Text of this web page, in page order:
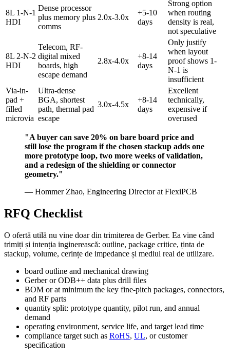
8L 1-N-1
HDI
Dense processor
plus memory plus
comms
2.0x-3.0x
+5-10
days
Strong option
when routing
density is real,
not speculative
8L 2-N-2
HDI
Telecom, RF-
digital mixed
boards, high
escape demand
2.8x-4.0x
+8-14
days
Only justify
when layout
proof shows 1-
N-1 is
insufficient
Via-in-
pad +
filled
microvia
Ultra-dense
BGA, shortest
path, thermal pad
escape
3.0x-4.5x
+8-14
days
Excellent
technically,
expensive if
overused
"A buyer can save 20% on bare board price and
still lose the program if the chosen stackup adds one
more prototype loop, two more weeks of validation,
and a redesign of the shielding or connector
geometry."
— Hommer Zhao, Engineering Director at FlexiPCB
RFQ Checklist
O ofertă utilă nu vine doar din trimiterea de Gerber. Ea vine când
trimiți și intenția inginerească: outline, package critice, ținta de
stackup, volume, cerințe de impedance și mediul real de utilizare.
board outline and mechanical drawing
Gerber or ODB++ data plus drill files
BOM or at minimum the key fine-pitch packages, connectors,
and RF parts
quantity split: prototype quantity, pilot run, and annual
demand
operating environment, service life, and target lead time
compliance target such as RoHS, UL, or customer
specification